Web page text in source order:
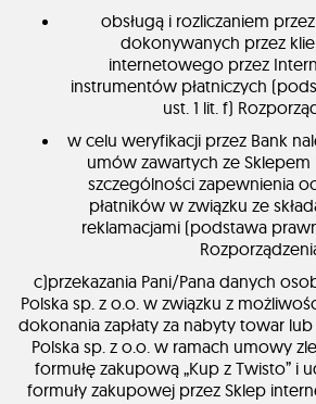
obsługą i rozliczaniem
dokonywanych przez
internetowego przez
instrumentów płatniczych
ust. 1 lit. f)
w celu weryfikacji przez Bank
umów zawartych ze
szczególności zapewnienia
płatników w związku ze
reklamacjami (podstawa
c)przekazania Pani/Pana danych
Polska sp. z o.o. w związku z
dokonania zapłaty za nabyty towar
Polska sp. z o.o. w ramach umowy
formułę zakupową „Kup z Twisto” i
formuły zakupowej przez Sklep